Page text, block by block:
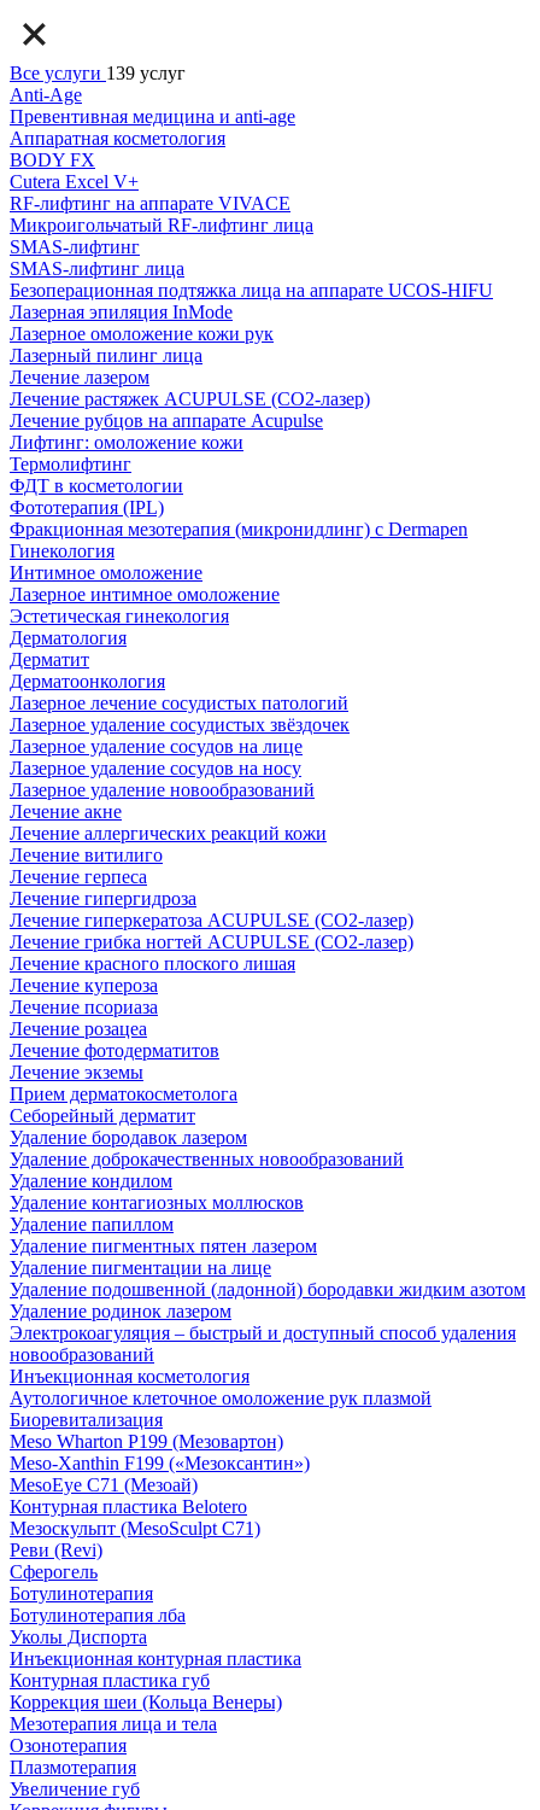
Все услуги 139 услуг
Anti-Age
Превентивная медицина и anti-age
Аппаратная косметология
BODY FX
Cutera Excel V+
RF-лифтинг на аппарате VIVACE
Микроигольчатый RF-лифтинг лица
SMAS-лифтинг
SMAS-лифтинг лица
Безоперационная подтяжка лица на аппарате UCOS-HIFU
Лазерная эпиляция InMode
Лазерное омоложение кожи рук
Лазерный пилинг лица
Лечение лазером
Лечение растяжек ACUPULSE (CO2-лазер)
Лечение рубцов на аппарате Acupulse
Лифтинг: омоложение кожи
Термолифтинг
ФДТ в косметологии
Фототерапия (IPL)
Фракционная мезотерапия (микронидлинг) с Dermapen
Гинекология
Интимное омоложение
Лазерное интимное омоложение
Эстетическая гинекология
Дерматология
Дерматит
Дерматоонкология
Лазерное лечение сосудистых патологий
Лазерное удаление сосудистых звёздочек
Лазерное удаление сосудов на лице
Лазерное удаление сосудов на носу
Лазерное удаление новообразований
Лечение акне
Лечение аллергических реакций кожи
Лечение витилиго
Лечение герпеса
Лечение гипергидроза
Лечение гиперкератоза ACUPULSE (CO2-лазер)
Лечение грибка ногтей ACUPULSE (CO2-лазер)
Лечение красного плоского лишая
Лечение купероза
Лечение псориаза
Лечение розацеа
Лечение фотодерматитов
Лечение экземы
Прием дерматокосметолога
Себорейный дерматит
Удаление бородавок лазером
Удаление доброкачественных новообразований
Удаление кондилом
Удаление контагиозных моллюсков
Удаление папиллом
Удаление пигментных пятен лазером
Удаление пигментации на лице
Удаление подошвенной (ладонной) бородавки жидким азотом
Удаление родинок лазером
Электрокоагуляция – быстрый и доступный способ удаления
новообразований
Инъекционная косметология
Аутологичное клеточное омоложение рук плазмой
Биоревитализация
Meso Wharton P199 (Мезовартон)
Meso-Xanthin F199 («Мезоксантин»)
MesoEye С71 (Мезоай)
Контурная пластика Belotero
Мезоскульпт (MesoSculpt С71)
Реви (Revi)
Сферогель
Ботулинотерапия
Ботулинотерапия лба
Уколы Диспорта
Инъекционная контурная пластика
Контурная пластика губ
Коррекция шеи (Кольца Венеры)
Мезотерапия лица и тела
Озонотерапия
Плазмотерапия
Увеличение губ